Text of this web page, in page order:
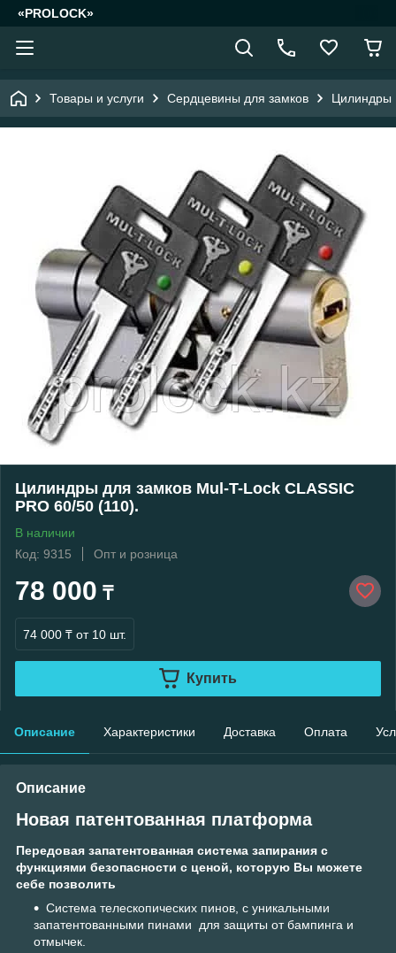
«PROLOCK»
Товары и услуги Сердцевины для замков Цилиндры
Цилиндры для замков Mul-T-Lock CLASSIC
PRO 60/50 (110).
В наличии
Код: 9315
Опт и розница
78 000 ₸
74 000 ₸ от 10 шт.
Купить
Описание Характеристики Доставка Оплата
Описание
Новая патентованная платформа
Передовая запатентованная система запирания с
функциями безопасности с ценой, которую Вы можете
себе позволить
Система телескопических пинов, с уникальными
запатентованными пинами для защиты от бампинга и
отмычек.